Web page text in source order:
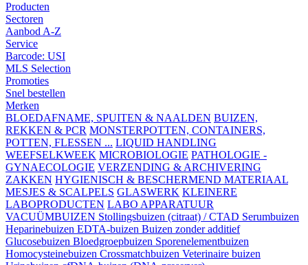
Producten
Sectoren
Aanbod A-Z
Service
Barcode: USI
MLS Selection
Promoties
Snel bestellen
Merken
BLOEDAFNAME, SPUITEN & NAALDEN BUIZEN,
REKKEN & PCR MONSTERPOTTEN, CONTAINERS,
POTTEN, FLESSEN ... LIQUID HANDLING
WEEFSELKWEEK MICROBIOLOGIE PATHOLOGIE -
GYNAECOLOGIE VERZENDING & ARCHIVERING
ZAKKEN HYGIENISCH & BESCHERMEND MATERIAAL
MESJES & SCALPELS GLASWERK KLEINERE
LABOPRODUCTEN LABO APPARATUUR
VACUÜMBUIZEN Stollingsbuizen (citraat) / CTAD Serumbuizen
Heparinebuizen EDTA-buizen Buizen zonder additief
Glucosebuizen Bloedgroepbuizen Sporenelementbuizen
Homocysteinebuizen Crossmatchbuizen Veterinaire buizen